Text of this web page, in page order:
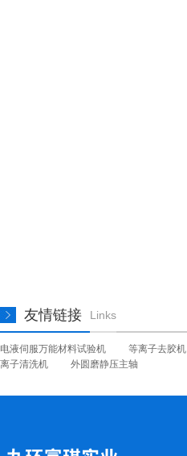
友情链接 Links
电液伺服万能材料试验机 等离子去胶机
离子清洗机
外圆磨静压主轴